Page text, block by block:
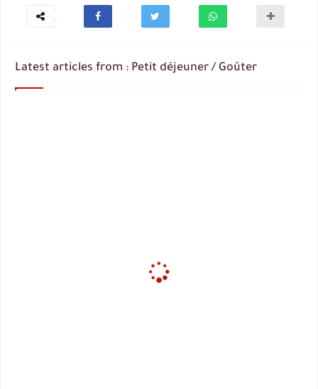
Latest articles from : Petit déjeuner / Goûter